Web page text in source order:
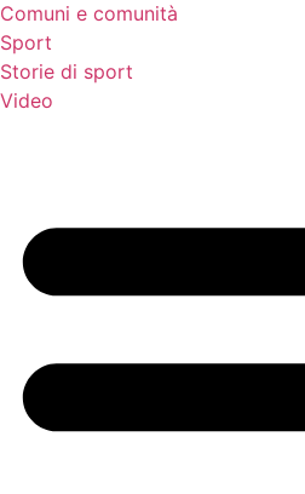
Comuni e comunità
Sport
Storie di sport
Video